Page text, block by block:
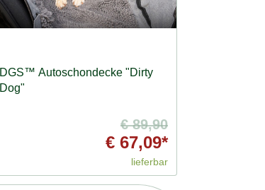
DGS™ Autoschondecke "Dirty
Dog"
€ 89,90
€ 67,09*
lieferbar